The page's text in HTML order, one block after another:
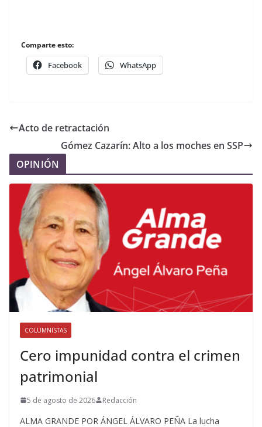
Comparte esto:
Facebook WhatsApp
Acto de retractación
Gómez Cazarín: Alto a los moches en SSP
OPINIÓN
COLUMNISTAS
Cero impunidad contra el crimen
patrimonial
5 de agosto de 2026 Redacción
ALMA GRANDE POR ÁNGEL ÁLVARO PEÑA La lucha